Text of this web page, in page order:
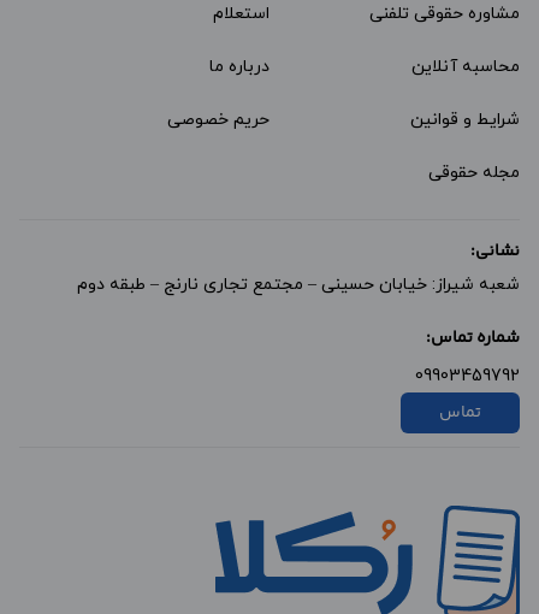
مشاوره حقوقی تلفنی استعلام
محاسبه آنلاین درباره ما
شرایط و قوانین حریم خصوصی
مجله حقوقی
نشانی:
شعبه شیراز: خیابان حسینی – مجتمع تجاری نارنج – طبقه دوم
شماره تماس:
09903459792
تماس